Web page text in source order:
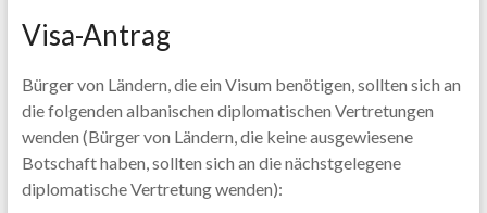
Visa-Antrag
Bürger von Ländern, die ein Visum benötigen, sollten sich an
die folgenden albanischen diplomatischen Vertretungen
wenden (Bürger von Ländern, die keine ausgewiesene
Botschaft haben, sollten sich an die nächstgelegene
diplomatische Vertretung wenden):